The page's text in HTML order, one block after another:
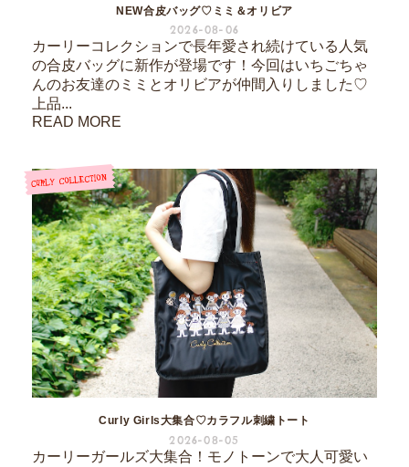
NEW合皮バッグ♡ミミ＆オリビア
2026-08-06
カーリーコレクションで長年愛され続けている人気
の合皮バッグに新作が登場です！今回はいちごちゃ
んのお友達のミミとオリビアが仲間入りしました♡
上品...
READ MORE
Curly Girls大集合♡カラフル刺繍トート
2026-08-05
カーリーガールズ大集合！モノトーンで大人可愛い